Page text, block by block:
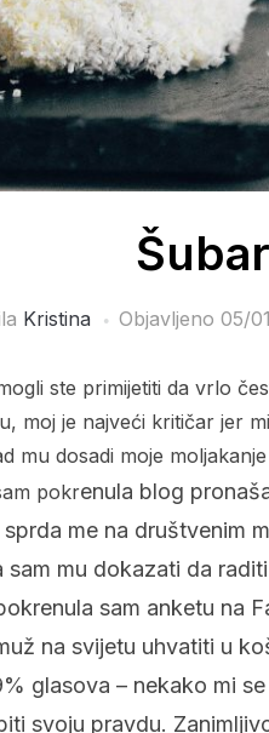
Kristina Objavljeno 05/
ste primijetiti da vrlo
moj je najveći kritičar jer
mu dosadi moje
pokrenula blog
me na društvenim
sam mu dokazati da
sam anketu na
na svijetu uhvatiti u
glasova – nekako mi
svoju pravdu.